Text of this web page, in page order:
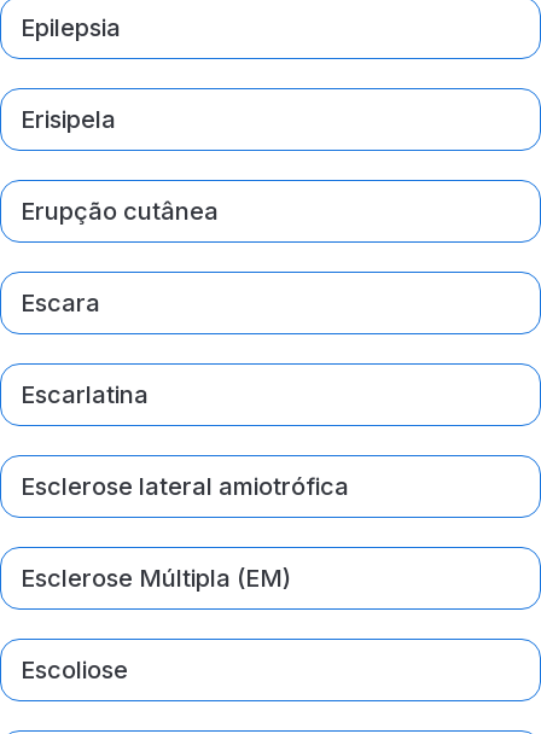
Epilepsia
Erisipela
Erupção cutânea
Escara
Escarlatina
Esclerose lateral amiotrófica
Esclerose Múltipla (EM)
Escoliose